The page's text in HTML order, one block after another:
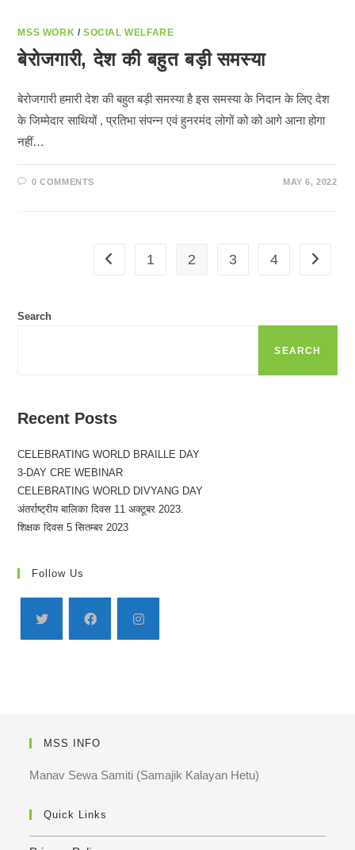
MSS WORK /SOCIAL WELFARE
बेरोजगारी, देश की बहुत बड़ी समस्या
बेरोजगारी हमारी देश की बहुत बड़ी समस्या है इस समस्या के निदान के लिए देश
के जिम्मेदार साथियों , प्रतिभा संपन्न एवं हुनरमंद लोगों को को आगे आना होगा
नहीं…
0 COMMENTS MAY 6, 2022
Go to the previous page
1 2 3 4 Go to
Search
SEARCH
Recent Posts
CELEBRATING WORLD BRAILLE DAY
3-DAY CRE WEBINAR
CELEBRATING WORLD DIVYANG DAY
अंतर्राष्ट्रीय बालिका दिवस 11 अक्टूबर 2023.
शिक्षक दिवस 5 सितम्बर 2023
Follow Us
MSS INFO
Manav Sewa Samiti (Samajik Kalayan Hetu)
Quick Links